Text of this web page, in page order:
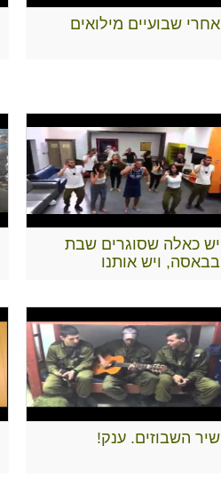
אחרי שבועיים מילואים
יש כאלה שסוגרים שבת
בבאסה, ויש אותנו
שיר השבוזים. ענק!